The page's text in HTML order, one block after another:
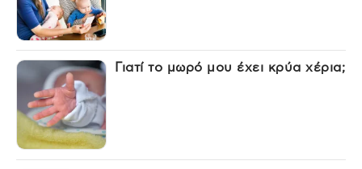
Γιατί το μωρό μου έχει κρύα χέρια;